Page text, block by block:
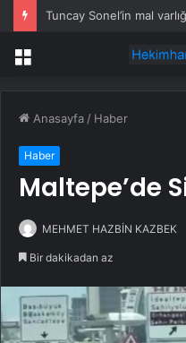
Menü
Anasayfa / Haber
Haber
Maltepe’de
MEHMET HAZBİN KAZBEK
Bir dakikadan az